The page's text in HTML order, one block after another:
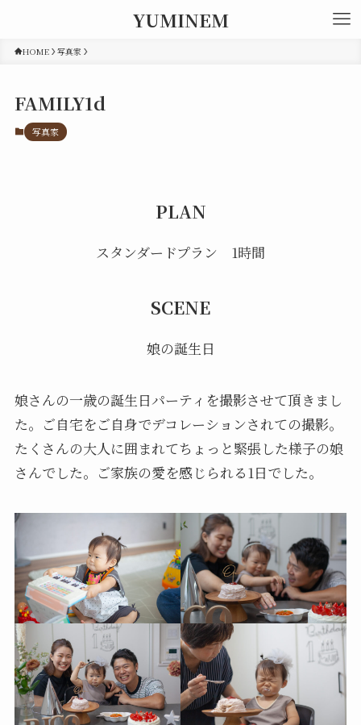
YUMINEM
HOME 写真家
FAMILY1d
写真家
PLAN
スタンダードプラン 1時間
SCENE
娘の誕生日
娘さんの一歳の誕生日パーティを撮影させて頂きまし
た。ご自宅をご自身でデコレーションされての撮影。
たくさんの大人に囲まれてちょっと緊張した様子の娘
さんでした。ご家族の愛を感じられる1日でした。